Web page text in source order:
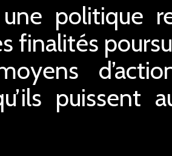
politique
finalités
puissent